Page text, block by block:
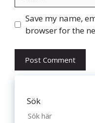
Website
Save my name,
browser for the
Sök